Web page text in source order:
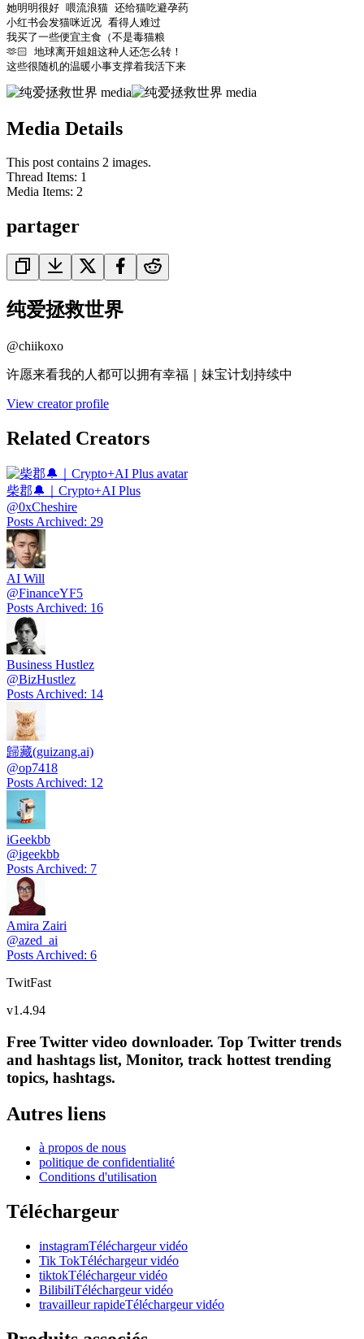
她明明很好 喂流浪猫 还给猫吃避孕药
小红书会发猫咪近况 看得人难过
我买了一些便宜主食（不是毒猫粮
🫶🏻 地球离开姐姐这种人还怎么转！
这些很随机的温暖小事支撑着我活下来
Media Details
This post contains 2 images.
Thread Items: 1
Media Items: 2
partager
纯爱拯救世界
@chiikoxo
许愿来看我的人都可以拥有幸福｜妹宝计划持续中
View creator profile
Related Creators
柴郡🔔｜Crypto+AI Plus
@0xCheshire
Posts Archived: 29
AI Will
@FinanceYF5
Posts Archived: 16
Business Hustlez
@BizHustlez
Posts Archived: 14
歸藏(guizang.ai)
@op7418
Posts Archived: 12
iGeekbb
@igeekbb
Posts Archived: 7
Amira Zairi
@azed_ai
Posts Archived: 6
TwitFast
v1.4.94
Free Twitter video downloader. Top Twitter trends
and hashtags list, Monitor, track hottest trending
topics, hashtags.
Autres liens
à propos de nous
politique de confidentialité
Conditions d'utilisation
Téléchargeur
instagramTéléchargeur vidéo
Tik TokTéléchargeur vidéo
tiktokTéléchargeur vidéo
BilibiliTéléchargeur vidéo
travailleur rapideTéléchargeur vidéo